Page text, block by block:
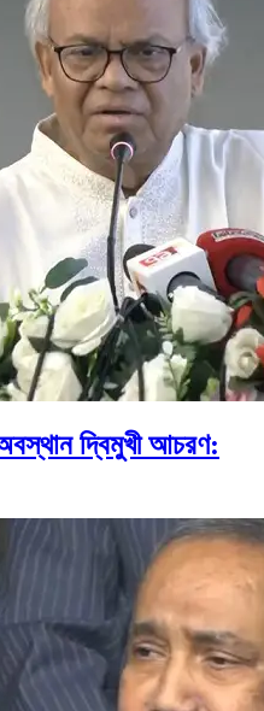
দ্বিমুখী আচরণ: